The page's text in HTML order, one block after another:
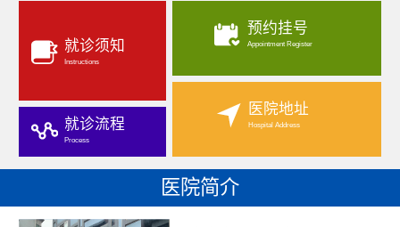
就诊须知
Instructions
就诊流程
Process
预约挂号
Appointment Register
医院地址
Hospital Address
医院简介